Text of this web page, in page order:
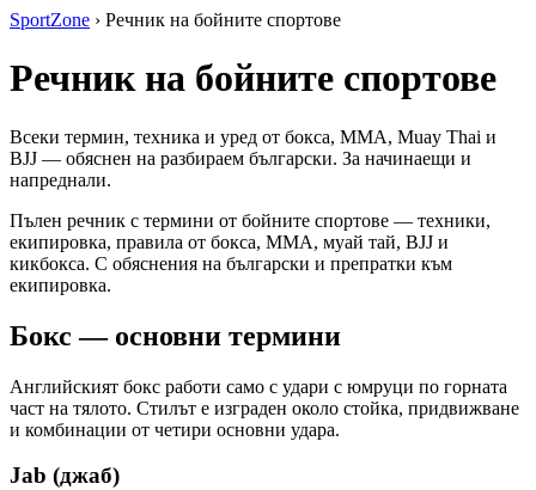
SportZone › Речник на бойните спортове
Речник на бойните спортове
Всеки термин, техника и уред от бокса, MMA, Muay Thai и
BJJ — обяснен на разбираем български. За начинаещи и
напреднали.
Пълен речник с термини от бойните спортове — техники,
екипировка, правила от бокса, MMA, муай тай, BJJ и
кикбокса. С обяснения на български и препратки към
екипировка.
Бокс — основни термини
Английският бокс работи само с удари с юмруци по горната
част на тялото. Стилът е изграден около стойка, придвижване
и комбинации от четири основни удара.
Jab (джаб)